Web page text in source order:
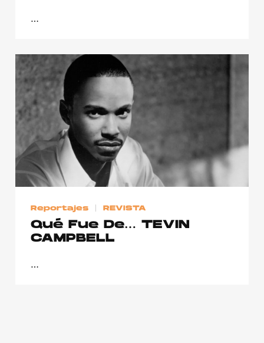
…
Reportajes REVISTA
Qué Fue De… TEVIN
CAMPBELL
…